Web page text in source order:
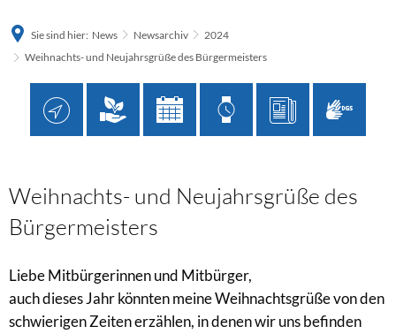
Sie sind hier: News Newsarchiv
2024
Weihnachts- und Neujahrsgrüße des Bürgermeisters
Weihnachts- und Neujahrsgrüße des
Bürgermeisters
Liebe Mitbürgerinnen und Mitbürger,
auch dieses Jahr könnten meine Weihnachtsgrüße von den
schwierigen Zeiten erzählen, in denen wir uns befinden